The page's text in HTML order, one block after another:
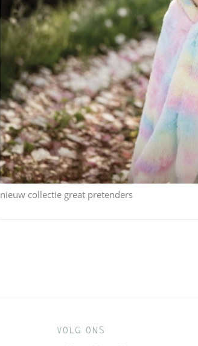
nieuw collectie great pretenders
VOLG ONS